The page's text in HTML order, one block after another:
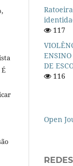
117
ENSINO
DE
116
Open